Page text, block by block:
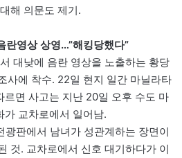
해 의문도 제기.
란영상 상영…”해킹당했다”
대낮에 음란 영상을 노출하는 황당
사에 착수. 22일 현지 일간 마닐라타
르면 사고는 지난 20일 오후 수도 마
가 교차로에서 일어남.
광판에서 남녀가 성관계하는 장면이
것. 교차로에서 신호 대기하다가 이